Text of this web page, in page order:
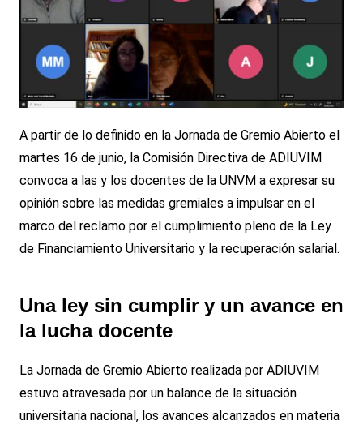
A partir de lo definido en la Jornada de Gremio Abierto el
martes 16 de junio, la Comisión Directiva de ADIUVIM
convoca a las y los docentes de la UNVM a expresar su
opinión sobre las medidas gremiales a impulsar en el
marco del reclamo por el cumplimiento pleno de la Ley
de Financiamiento Universitario y la recuperación salarial.
Una ley sin cumplir y un avance en
la lucha docente
La Jornada de Gremio Abierto realizada por ADIUVIM
estuvo atravesada por un balance de la situación
universitaria nacional, los avances alcanzados en materia